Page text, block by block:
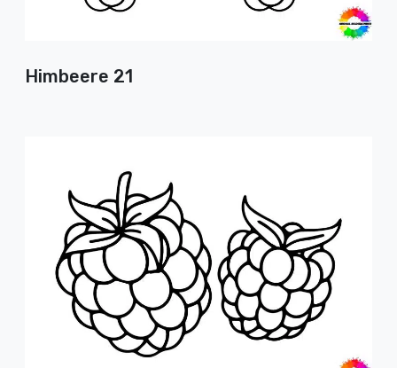
Himbeere 21